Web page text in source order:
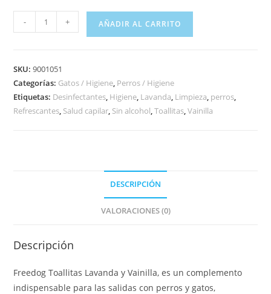
- + AÑADIR AL CARRITO
SKU:9001051
Categorías: Gatos / Higiene, Perros / Higiene
Etiquetas: Desinfectantes, Higiene, Lavanda, Limpieza, perros,
Refrescantes, Salud capilar, Sin alcohol,Toallitas,Vainilla
DESCRIPCIÓN
VALORACIONES (0)
Descripción
Freedog Toallitas Lavanda y Vainilla, es un complemento
indispensable para las salidas con perros y gatos,